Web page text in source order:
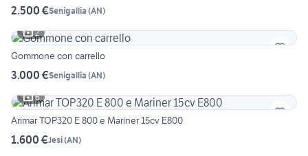
2.500 €Senigallia (AN)
2
Gommone con carrello
3.000 €Senigallia (AN)
6
Arimar TOP320 E 800 e Mariner 15cv E800
1.600 €Jesi(AN)